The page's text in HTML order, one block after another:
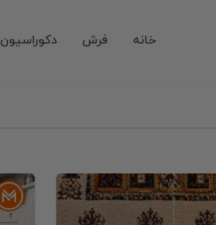
خانه فرش دکوراسیون